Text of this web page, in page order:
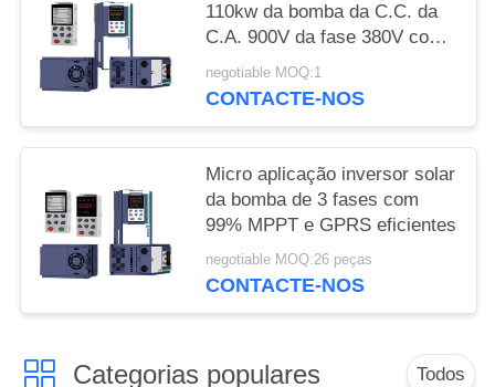
110kw da bomba da C.C. da
C.A. 900V da fase 380V com
MPPT
negotiable MOQ:1
CONTACTE-NOS
Micro aplicação inversor solar
da bomba de 3 fases com
99% MPPT e GPRS eficientes
negotiable MOQ:26 peças
CONTACTE-NOS
Categorias populares Todos